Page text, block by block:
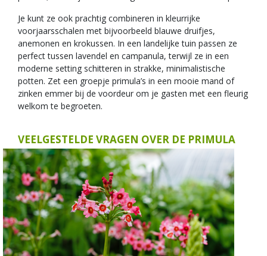
Je kunt ze ook prachtig combineren in kleurrijke
voorjaarsschalen met bijvoorbeeld blauwe druifjes,
anemonen en krokussen. In een landelijke tuin passen ze
perfect tussen lavendel en campanula, terwijl ze in een
moderne setting schitteren in strakke, minimalistische
potten. Zet een groepje primula’s in een mooie mand of
zinken emmer bij de voordeur om je gasten met een fleurig
welkom te begroeten.
VEELGESTELDE VRAGEN OVER DE PRIMULA